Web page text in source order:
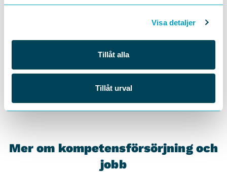
Visa detaljer
Tillåt alla
Tillåt urval
Sofia Brändström
Mer om kompetensförsörjning och
jobb